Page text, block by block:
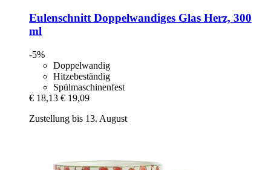
EulenschnittDoppelwandiges Glas Herz, 300
ml
-5%
Doppelwandig
Hitzebeständig
Spülmaschinenfest
€ 18,13 € 19,09
Zustellung bis 13. August